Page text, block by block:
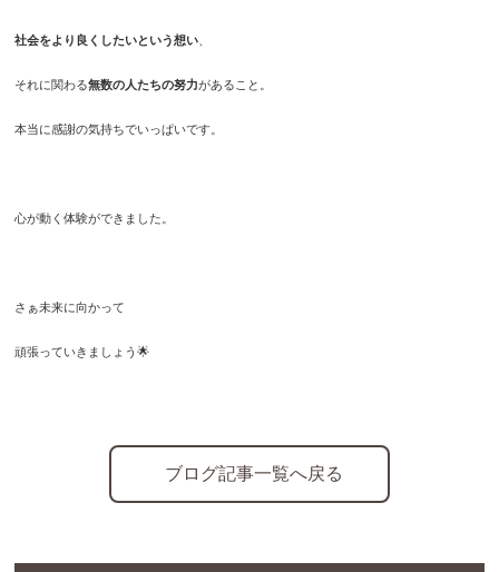
社会をより良くしたいという想い、
それに関わる無数の人たちの努力があること。
本当に感謝の気持ちでいっぱいです。
心が動く体験ができました。
さぁ未来に向かって
頑張っていきましょう🌟
ブログ記事一覧へ戻る